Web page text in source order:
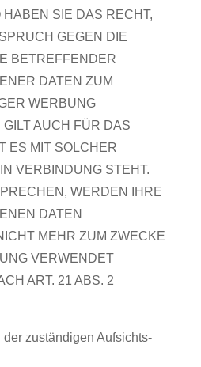
SIE DAS RECHT,
GEGEN DIE
BETREFFENDER
DATEN ZUM
WERBUNG
AUCH FÜR DAS
ES MIT SOLCHER
VERBINDUNG STEHT.
WERDEN IHRE
DATEN
MEHR ZUM ZWECKE
VERWENDET
ART. 21 ABS. 2
der zuständigen Aufsichts­